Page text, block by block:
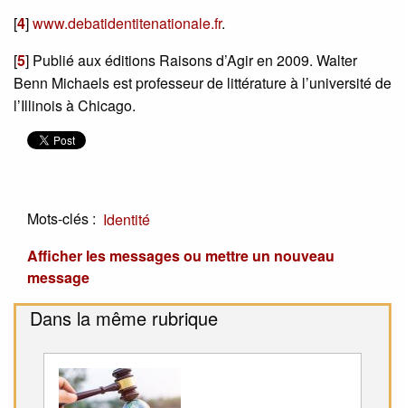
[4]www.debatidentitenationale.fr.
[5] Publié aux éditions Raisons d’Agir en 2009. Walter
Benn Michaels est professeur de littérature à l’université de
l’Illinois à Chicago.
Mots-clés : Identité
Afficher les messages ou mettre un nouveau
message
Dans la même rubrique